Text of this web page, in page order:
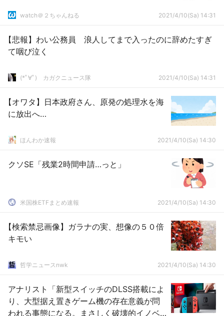
watch＠２ちゃんねる 2021/4/10(Sa) 14:31
【悲報】わい公務員 浪人してまで入ったのに辞めたすぎ
て咽び泣く
(*ﾟ∀ﾟ)ゞカガクニュース隊 2021/4/10(Sa) 14:31
【オワタ】日本政府さん、原発の処理水を海
に放出へ…
ほんわか速報 2021/4/10(Sa) 14:30
クソSE「残業2時間申請…っと」
米国株ETFまとめ速報 2021/4/10(Sa) 14:30
【検索禁忌画像】ガラナの実、想像の５０倍
キモい
哲学ニュースnwk 2021/4/10(Sa) 14:30
アナリスト「新型スイッチのDLSS搭載によ
り、大型据え置きゲーム機の存在意義が問
われる事態になる。まさしく破壊的イノベ